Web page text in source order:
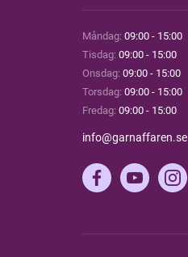
Måndag: 09:00 - 15:00
Tisdag: 09:00 - 15:00
Onsdag: 09:00 - 15:00
Torsdag: 09:00 - 15:00
Fredag: 09:00 - 15:00
info@garnaffaren.se